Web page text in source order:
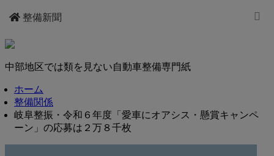
整備新聞
中部地区では類を見ない自動車整備専門紙
ホーム
整備関係
岐阜整振・令和６年度「愛車にオアシス・懸賞キャンペ
ーン」の応募は２万８千枚